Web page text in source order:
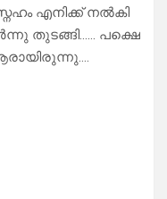
എനിക്ക് നൽകി
തുടങ്ങി…… പക്ഷെ